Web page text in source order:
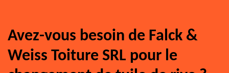
Avez-vous besoin de Falck &
Weiss Toiture SRL pour le